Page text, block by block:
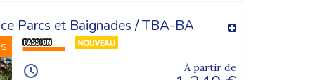
avec soin nos partenaires. Notre
aux vacanciers pendant leurs voyages.
du vacancier. Choisir Supernova, c'est
Parcs et Baignades / TBA-BA
À partir de